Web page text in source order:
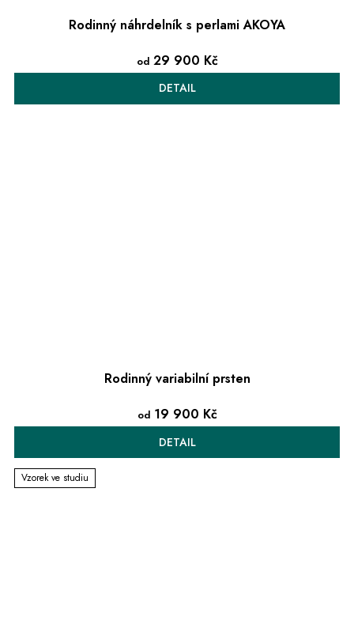
Rodinný náhrdelník s perlami AKOYA
od29 900 Kč
DETAIL
Rodinný variabilní prsten
od19 900 Kč
DETAIL
Vzorek ve studiu